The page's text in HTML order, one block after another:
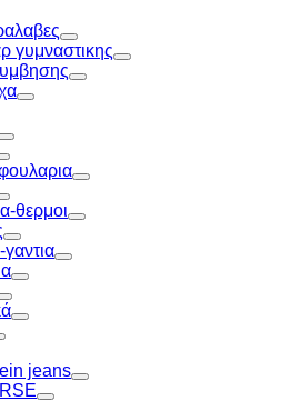
Toggle
Toggle
γυμναστικης
Toggle
Toggle
Toggle
Toggle
Toggle
Toggle
Toggle
θερμοι
Toggle
Toggle
Toggle
Toggle
Toggle
Toggle
jeans
Toggle